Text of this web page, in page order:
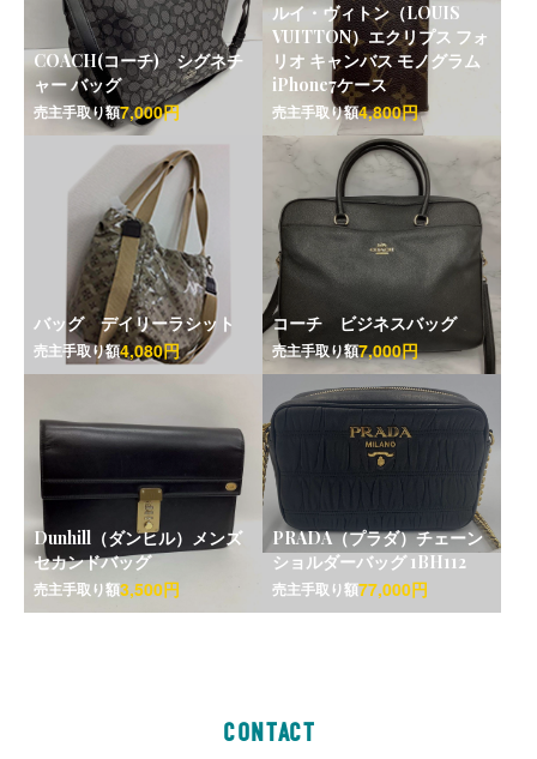
COACH(コーチ) シグネチ
ャー バッグ
売主手取り額7,000円
ルイ・ヴィトン（LOUIS
VUITTON）エクリプス フォ
リオ キャンバス モノグラム
iPhone7ケース
売主手取り額4,800円
バッグ デイリーラシット
売主手取り額4,080円
コーチ ビジネスバッグ
売主手取り額7,000円
Dunhill（ダンヒル）メンズ
セカンドバッグ
売主手取り額3,500円
PRADA（プラダ）チェーン
ショルダーバッグ 1BH112
売主手取り額77,000円
CONTACT